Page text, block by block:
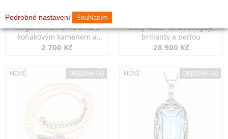
Elegantní stříbrná brož s
koňakovým kamenem a
markazity
2 700 Kč
Zlatý kolier se smaragdy,
brilianty a perlou
28 900 Kč
NOVÉ OBJEDNÁNO NOVÉ OBJEDNÁNO
Podrobné nastavení Souhlasím